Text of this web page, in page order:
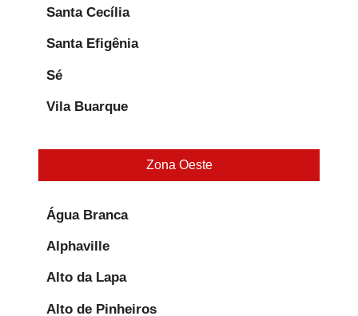
Santa Cecília
Santa Efigênia
Sé
Vila Buarque
Zona Oeste
Água Branca
Alphaville
Alto da Lapa
Alto de Pinheiros